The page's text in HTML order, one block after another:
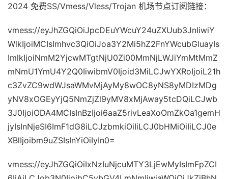
2024 免费SS/Vmess/Vless/Trojan 机场节点订阅链接：
vmess://eyJhZGQiOiJpcDEuYWcuY24uZXUub3JnIiwiY
WlkIjoiMCIsImhvc3QiOiJoa3Y2Mi5hZ2FnYWcubGluayIs
ImlkIjoiNmM2YjcwMTgtNjU0Zi00MmNjLWJiYmMtMmZ
mNmU1YmU4Y2Q0IiwibmV0Ijoid3MiLCJwYXRoIjoiL21h
c3ZvZC9wdWJsaWMvMjAyMy8wOC8yNS8yMDIzMDg
yNV8xOGEyYjQ5NmZjZl9yMV8xMjAway5tcDQiLCJwb
3J0IjoiODA4MCIsInBzIjoi6aaZ5rivLeaXoOmZkOa1gemH
jyIsInNjeSI6ImF1dG8iLCJzbmkiOiIiLCJ0bHMiOiIiLCJ0e
XBlIjoibm9uZSIsInYiOiIyIn0=
vmess://eyJhZGQiOiIxNzIuNjcuMTY3LjEwMyIsImFpZCI